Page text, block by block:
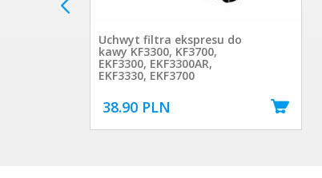
Uchwyt filtra ekspresu do
kawy KF3300, KF3700,
EKF3300, EKF3300AR,
EKF3330, EKF3700
38.90 PLN